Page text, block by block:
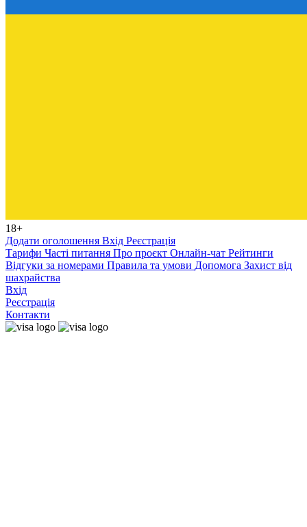
18+
Додати оголошення Вхід Реєстрація
Тарифи Часті питання Про проєкт Онлайн-чат Рейтинги
Відгуки за номерами Правила та умови Допомога Захист від
шахрайства
Вхід
Реєстрація
Контакти